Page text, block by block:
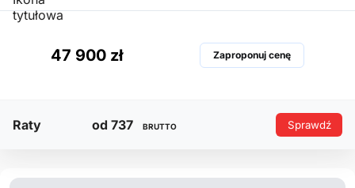
47 900 zł Zaproponuj cenę
Raty od 737 BRUTTO Sprawdź